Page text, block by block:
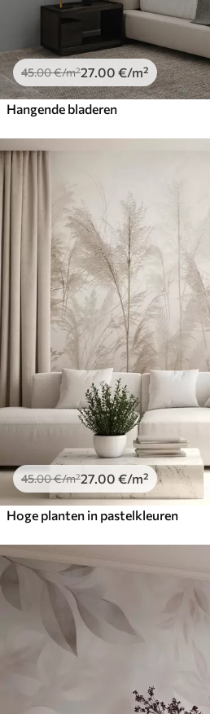
45.00€/m²27 .00 €/m²
Hangende bladeren
45.00€/m²27 .00 €/m²
Hoge planten in pastelkleuren